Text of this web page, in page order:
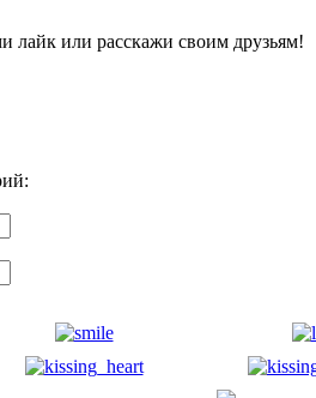
лайк или расскажи своим друзьям!